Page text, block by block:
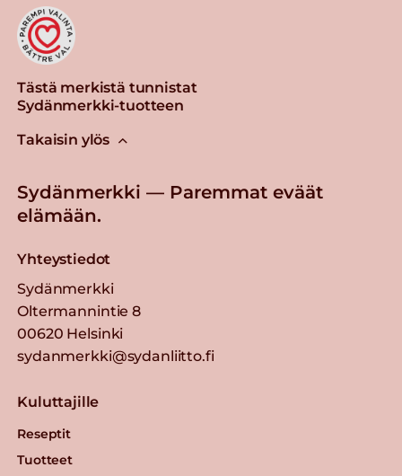
Tästä merkistä tunnistat
Sydänmerkki-tuotteen
Takaisin ylös
Sydänmerkki — Paremmat eväät
elämään.
Yhteystiedot
Sydänmerkki
Oltermannintie 8
00620 Helsinki
sydanmerkki@sydanliitto.fi
Kuluttajille
Reseptit
Tuotteet